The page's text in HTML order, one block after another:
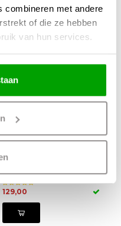
combineren met andere
of die ze hebben
van hun services.
Plafondlamp
Moon Mat Goud
129,00